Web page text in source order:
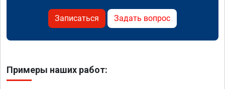
Записаться Задать вопрос
Примеры наших работ: